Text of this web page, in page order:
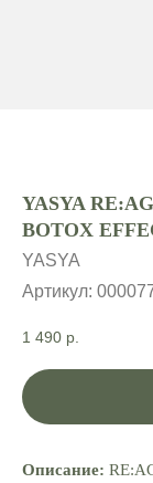
YASYA
BOTOX
YASYA
Артикул:
1 490 р.
Описание: